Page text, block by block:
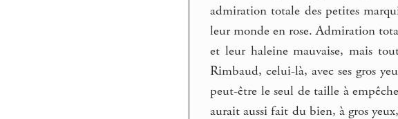
admiration totale des petites
leur monde en rose. Admiration
et leur haleine mauvaise, mais
Rimbaud, celui-là, avec ses gros
peut-être le seul de taille à
aurait aussi fait du bien, à gros